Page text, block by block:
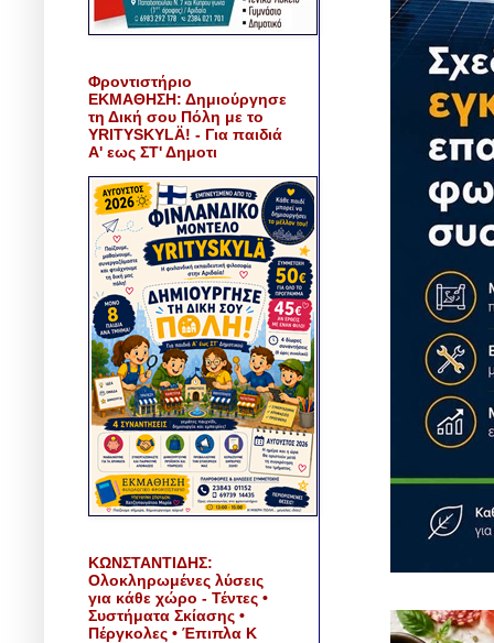
Φροντιστήριο
ΕΚΜΑΘΗΣΗ: Δημιούργησε
τη Δική σου Πόλη με το
YRITYSKYLÄ! - Για παιδιά
Α' εως ΣΤ' Δημοτι
ΚΩΝΣΤΑΝΤΙΔΗΣ:
Ολοκληρωμένες λύσεις
για κάθε χώρο - Τέντες •
Συστήματα Σκίασης •
Πέργκολες • Έπιπλα Κ